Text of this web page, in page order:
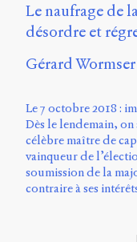
Le naufrage de
désordre et
Gérard Wormser
Le 7 octobre 2018 :
Dès le lendemain,
célèbre maître de
vainqueur de
soumission de la
contraire à ses